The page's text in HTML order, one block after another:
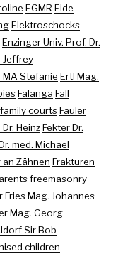
EGMR Eide
Elektroschocks
Enzinger Univ. Prof. Dr.
Jeffrey
MA Stefanie Ertl Mag.
Falanga Fall
family courtsFauler
HeinzFekter Dr.
med. Michael
an Zähnen Frakturen
freemasonry
Fries Mag. Johannes
Mag. Georg
Sir Bob
children